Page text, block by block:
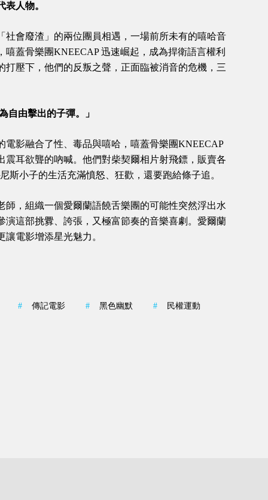
人物。
會廢渣」的兩位團員相遇，一場前所未有的嘻哈音
蓋骨樂團KNEECAP 迅速崛起，成為捍衛語言權利
壓下，他們的反叛之聲，正面臨被消音的危機，三
自由擊出的子彈。」
影融合了性、毒品與嘻哈，嘻蓋骨樂團KNEECAP
耳欲聾的吶喊。他們對柴契爾相片射飛鏢，販賣各
小子的生活充滿憤怒、狂歡，還要跑給條子追。
，組織一個愛爾蘭語饒舌樂團的可能性突然浮出水
這部挑釁、誇張，又極富節奏的音樂喜劇。愛爾蘭
電影增添星光魅力。
# 傳記電影 # 黑色幽默 # 民權運動